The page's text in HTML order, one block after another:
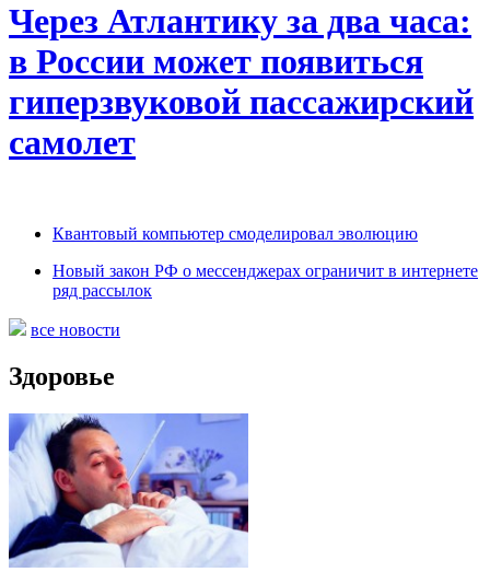
Через Атлантику за два часа:
в России может появиться
гиперзвуковой пассажирский
самолет
Квантовый компьютер смоделировал эволюцию
Новый закон РФ о мессенджерах ограничит в интернете
ряд рассылок
все новости
Здоровье